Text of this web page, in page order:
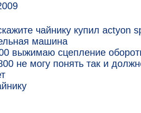
чайнику купил actyon
машина
выжимаю сцепление
не могу понять так и